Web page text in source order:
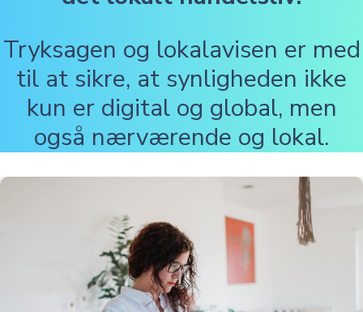
Tryksagen og lokalavisen er med
til at sikre, at synligheden ikke
kun er digital og global, men
også nærværende og lokal.